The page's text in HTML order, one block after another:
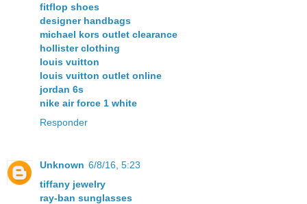
fitflop shoes
designer handbags
michael kors outlet clearance
hollister clothing
louis vuitton
louis vuitton outlet online
jordan 6s
nike air force 1 white
Responder
Unknown 6/8/16, 5:23
tiffany jewelry
ray-ban sunglasses